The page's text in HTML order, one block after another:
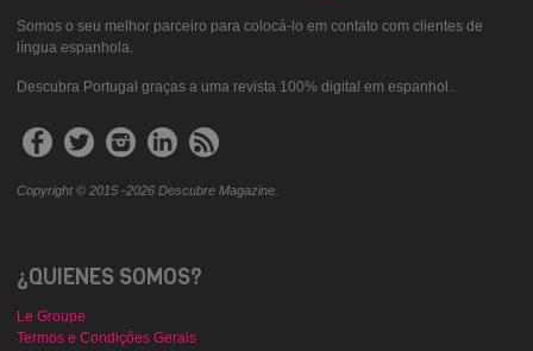
Somos o seu melhor parceiro para colocá-lo em contato com clientes de
língua espanhola.
Descubra Portugal graças a uma revista 100% digital em espanhol..
Copyright © 2015 -2026 Descubre Magazine.
¿QUIENES SOMOS?
Le Groupe
Termos e Condições Gerais